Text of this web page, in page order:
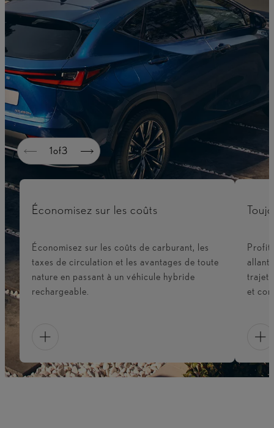
1of3
Économisez sur les coûts
Économisez sur les coûts de carburant, les
taxes de circulation et les avantages de toute
nature en passant à un véhicule hybride
rechargeable.
allant
et